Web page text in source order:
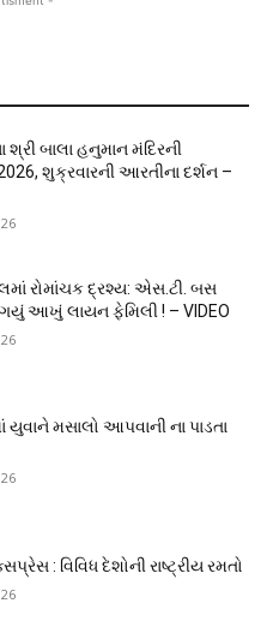
બાલા હનુમાન મંદિરની
શુક્રવારની આરતીના દર્શન –
રોમાંચક દ્રશ્ય: એસ.ટી. બસ
આખું લાયન ફેમિલી ! – VIDEO
યુવાને મસાલો આપવાની ના પાડતા
: વિવિધ દેશોની રાષ્ટ્રીય રમતો